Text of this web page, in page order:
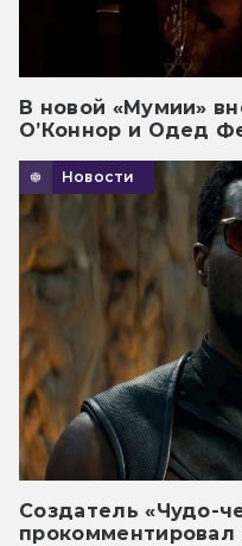
В новой «Мумии»
О’Коннор и Одед
Новости
Создатель «Чудо-
прокомментировал